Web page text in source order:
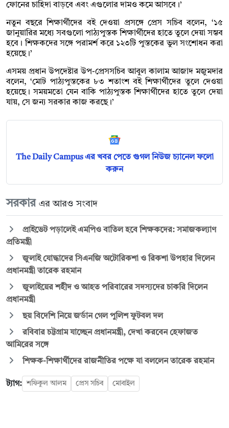
ফোনের চাহিদা বাড়বে এবং এগুলোর দামও কমে আসবে।’
নতুন বছরে শিক্ষার্থীদের বই দেওয়া প্রসঙ্গে প্রেস সচিব বলেন, ‘১৫
জানুয়ারির মধ্যে সবগুলো পাঠ্যপুস্তক শিক্ষার্থীদের হাতে তুলে দেয়া সম্ভব
হবে। শিক্ষকদের সঙ্গে পরামর্শ করে ১২৩টি পুস্তকের ভুল সংশোধন করা
হয়েছে।’
এসময় প্রধান উপদেষ্টার উপ-প্রেসসচিব আবুল কালাম আজাদ মজুমদার
বলেন, ‘মোট পাঠ্যপুস্তকের ৮৩ শতাংশ বই শিক্ষার্থীদের তুলে দেওয়া
হয়েছে। সময়মতো যেন বাকি পাঠ্যপুস্তক শিক্ষার্থীদের হাতে তুলে দেয়া
যায়, সে জন্য সরকার কাজ করছে।’
The Daily Campus এর খবর পেতে গুগল নিউজ চ্যানেল ফলো
করুন
সরকার এর আরও সংবাদ
প্রাইভেট পড়ালেই এমপিও বাতিল হবে শিক্ষকদের: সমাজকল্যাণ
প্রতিমন্ত্রী
জুলাই যোদ্ধাদের সিএনজি অটোরিকশা ও রিকশা উপহার দিলেন
প্রধানমন্ত্রী তারেক রহমান
জুলাইয়ের শহীদ ও আহত পরিবারের সদস্যদের চাকরি দিলেন
প্রধানমন্ত্রী
ছয় বিদেশি নিয়ে জর্ডান গেল পুলিশ ফুটবল দল
রবিবার চট্টগ্রাম যাচ্ছেন প্রধানমন্ত্রী, দেখা করবেন হেফাজত
আমিরের সঙ্গে
শিক্ষক-শিক্ষার্থীদের রাজনীতির পক্ষে যা বললেন তারেক রহমান
ট্যাগ: শফিকুল আলম প্রেস সচিব মোবাইল